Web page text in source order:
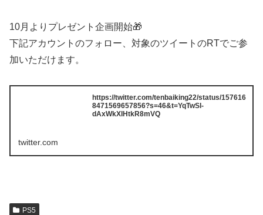
10月よりプレゼント企画開始🎁
下記アカウントのフォロー、対象のツイートのRTでご参
加いただけます。
https://twitter.com/tenbaiking22/status/157616
8471569657856?s=46&t=YqTwSl-
dAxWkXIHtkR8mVQ
twitter.com
PS5